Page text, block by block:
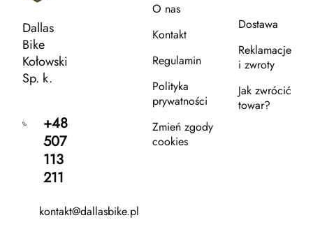
Dallas
Bike
Kołowski
Sp. k.
+48
507
113
211
kontakt@dallasbike.pl
O nas
Kontakt
Regulamin
Polityka
prywatności
Zmień zgody
cookies
Dostawa
Reklamacje
i zwroty
Jak zwrócić
towar?